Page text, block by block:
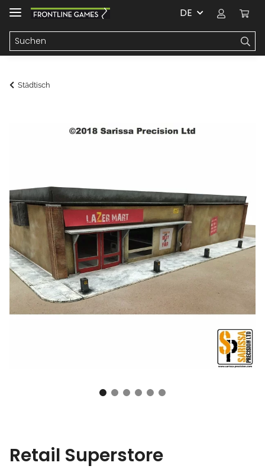
DE
Städtisch
Retail Superstore